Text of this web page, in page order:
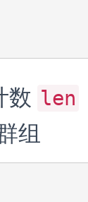
数 len
组